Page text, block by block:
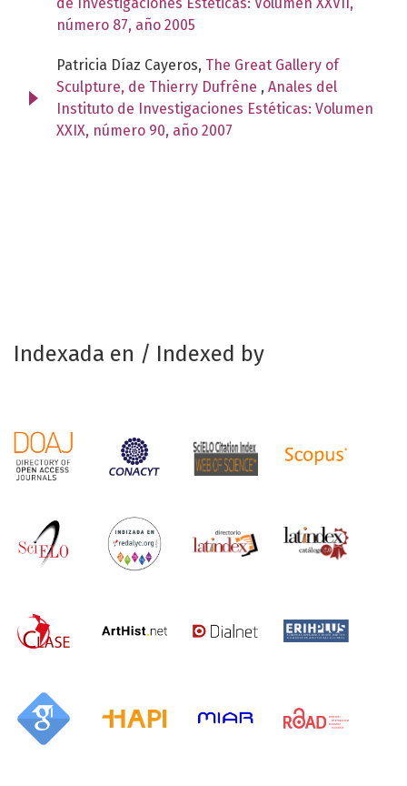
número 87, año 2005
Patricia Díaz Cayeros, The Great Gallery of
Sculpture, de Thierry Dufrêne , Anales del
Instituto de Investigaciones Estéticas: Volumen
XXIX, número 90, año 2007
Indexada en / Indexed by